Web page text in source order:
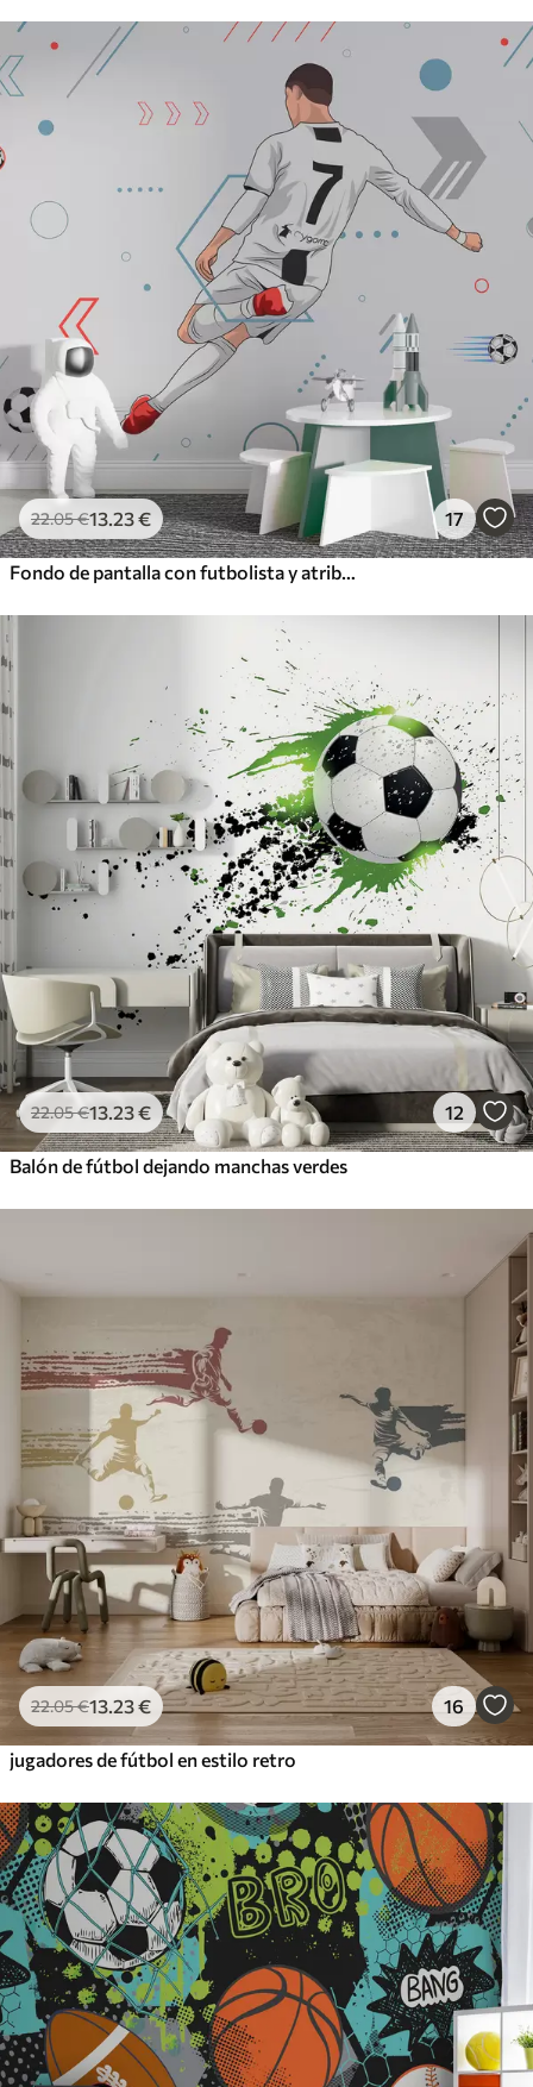
22.05€13 .23€ 17
22.05€13 .23€ 12
Balón de fútbol dejando manchas verdes
22.05€13 .23€ 16
jugadores de fútbol en estilo retro